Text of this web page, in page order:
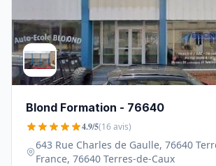
Blond Formation - 76640
4.9/5(16 avis)
643 Rue Charles de Gaulle, 76640
France, 76640 Terres-de-Caux